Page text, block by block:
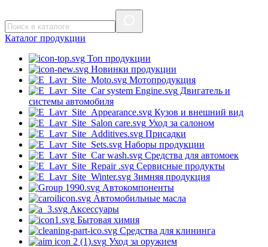
Каталог продукции
Топ продукции
Новинки продукции
Мотопродукция
Двигатель и
системы автомобиля
Кузов и внешний вид
Уход за салоном
Присадки
Наборы продукции
Средства для автомоек
Сервисные продукты
Зимняя продукция
Автокомпоненты
Автомобильные масла
Аксессуары
Бытовая химия
Средства для клининга
Уход за оружием